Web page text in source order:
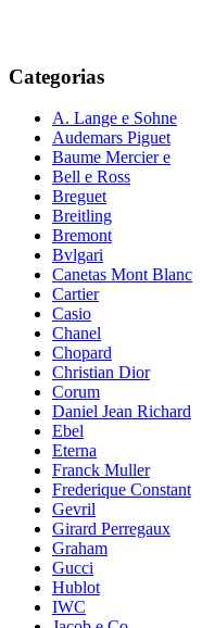
Categorias
A. Lange e Sohne
Audemars Piguet
Baume Mercier e
Bell e Ross
Breguet
Breitling
Bremont
Bvlgari
Canetas Mont Blanc
Cartier
Casio
Chanel
Chopard
Christian Dior
Corum
Daniel Jean Richard
Ebel
Eterna
Franck Muller
Frederique Constant
Gevril
Girard Perregaux
Graham
Gucci
Hublot
IWC